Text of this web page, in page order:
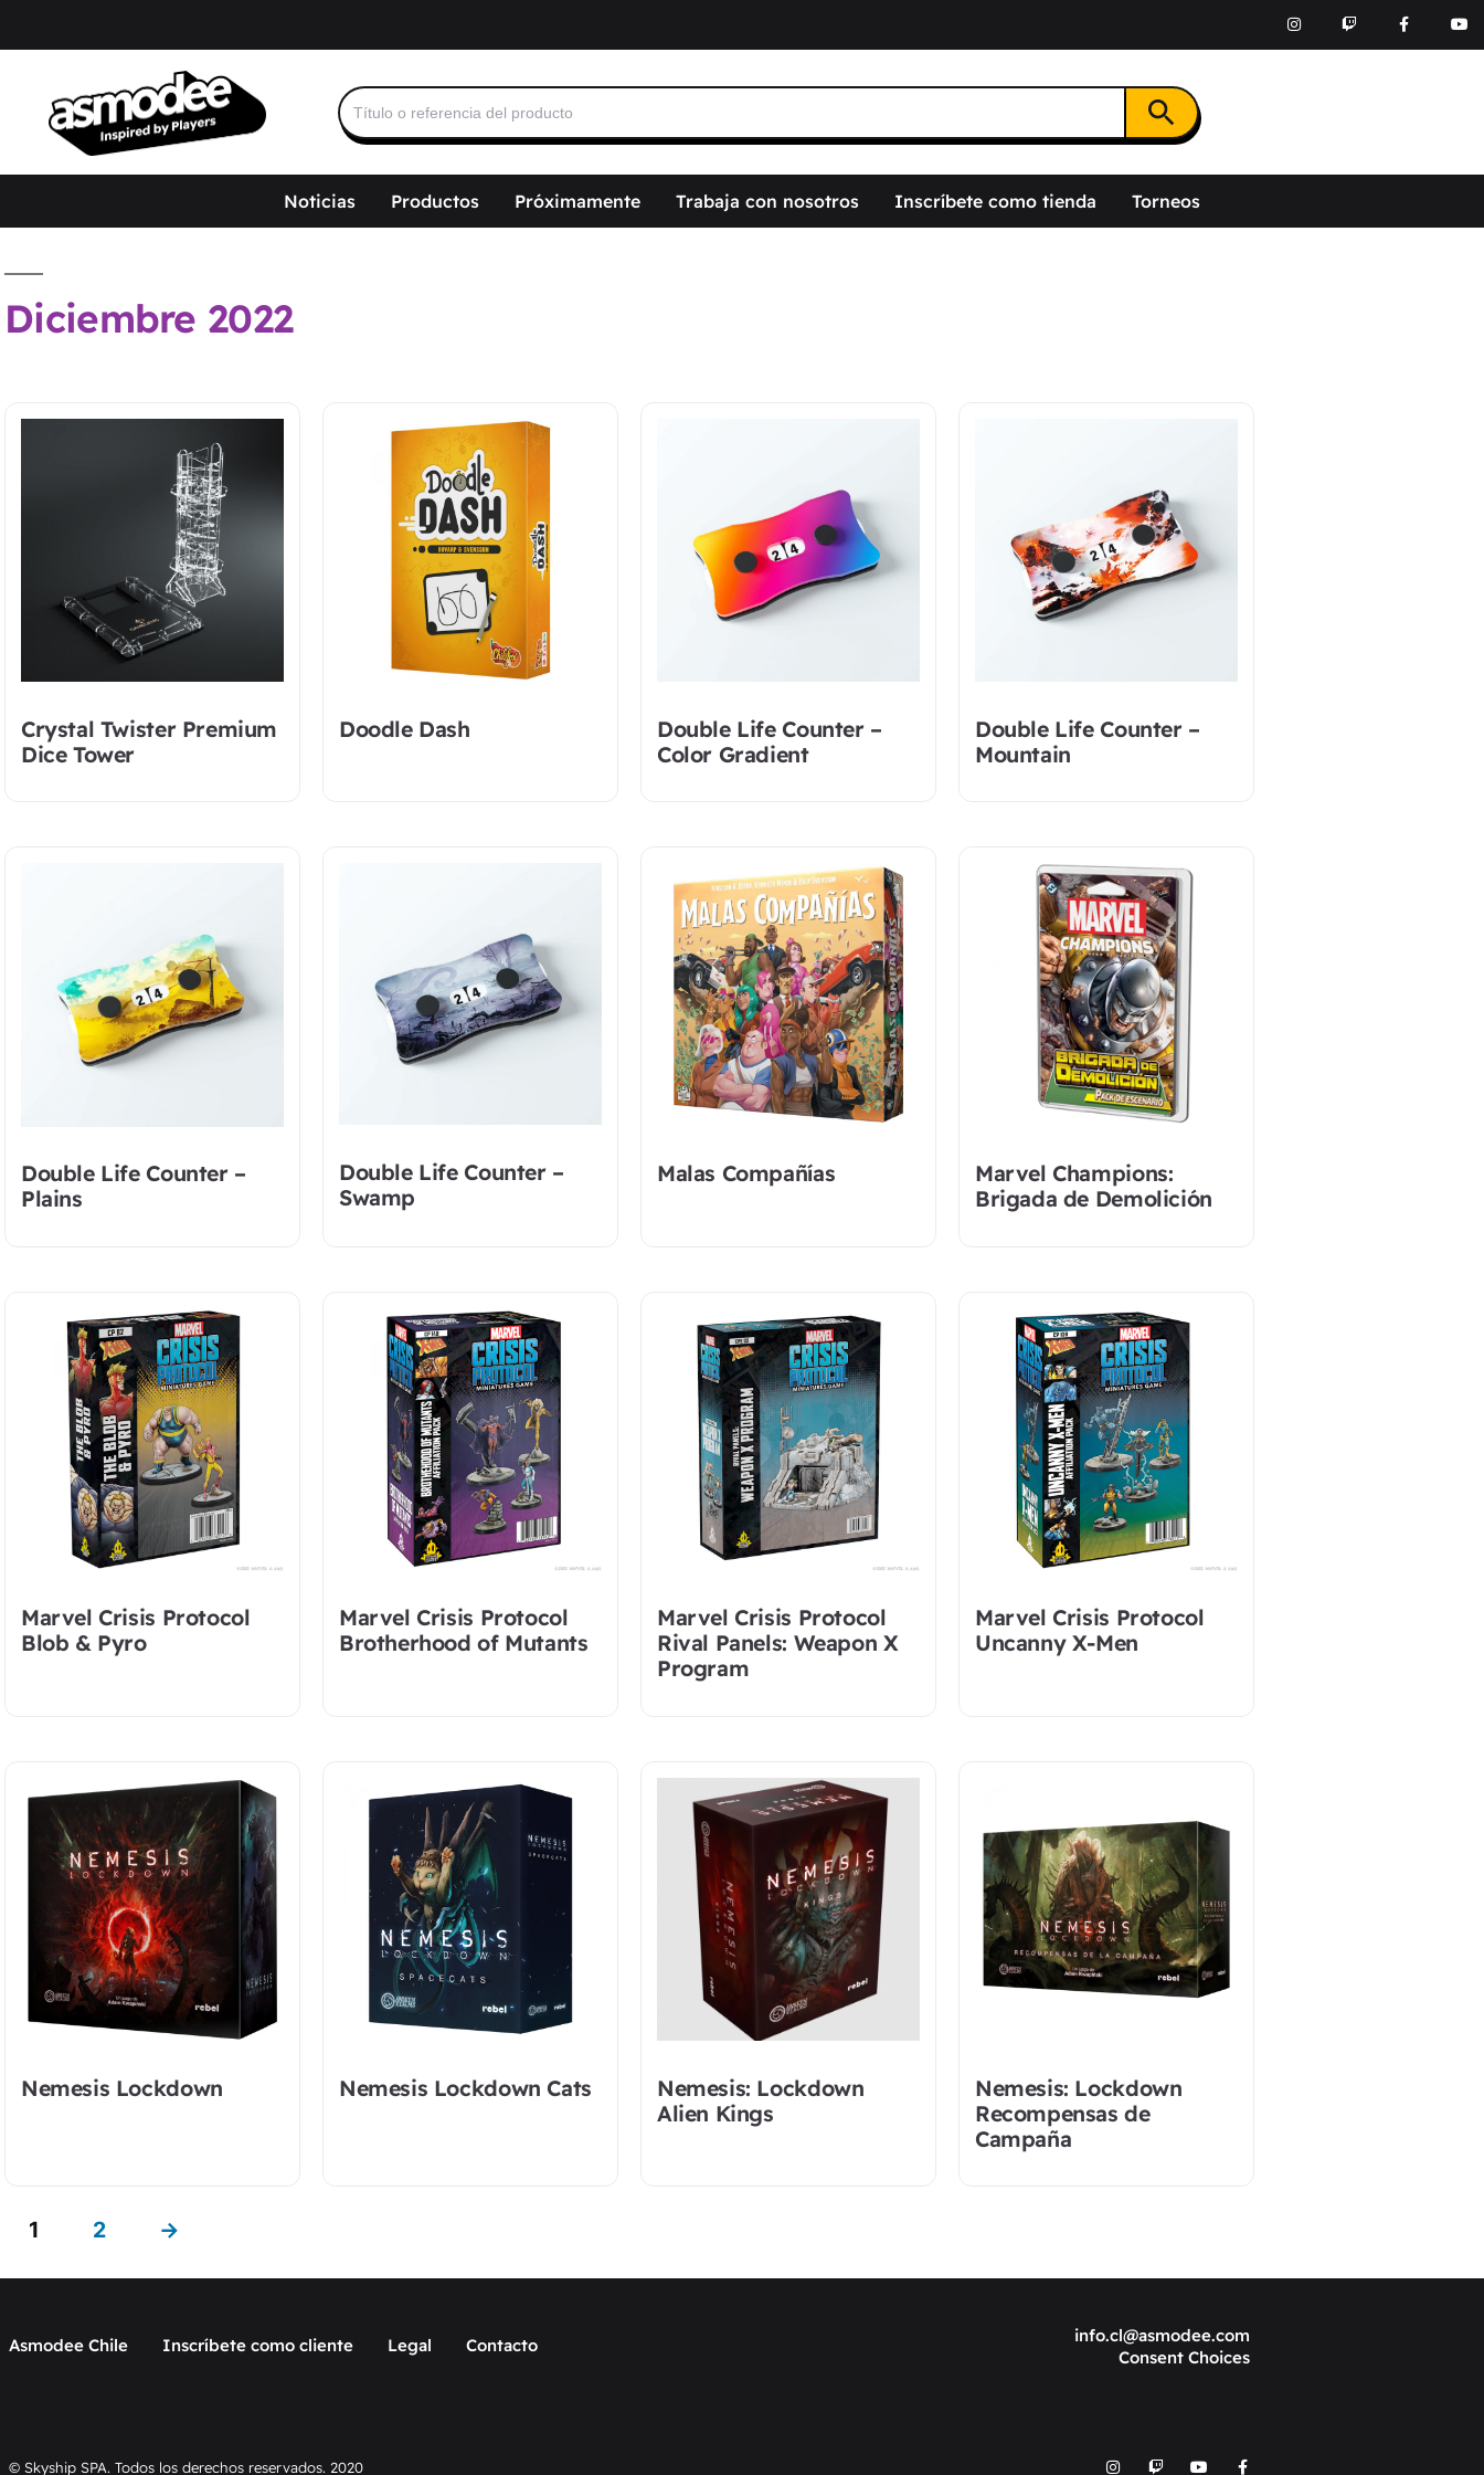
Buscar: Botón de búsqueda
Noticias Productos Próximamente Trabaja con nosotros Inscríbete como tienda Torneos
Diciembre 2022
Crystal Twister Premium
Dice Tower
Doodle Dash
Double Life Counter –
Color Gradient
Double Life Counter –
Mountain
Double Life Counter –
Plains
Double Life Counter –
Swamp
Malas Compañías
Marvel Champions:
Brigada de Demolición
Marvel Crisis Protocol
Blob & Pyro
Marvel Crisis Protocol
Brotherhood of Mutants
Marvel Crisis Protocol
Rival Panels: Weapon X
Program
Marvel Crisis Protocol
Uncanny X-Men
Nemesis Lockdown Nemesis Lockdown Cats
Nemesis: Lockdown
Alien Kings
Nemesis: Lockdown
Recompensas de
Campaña
1 2 →
Asmodee Chile Inscríbete como cliente Legal Contacto
info.cl@asmodee.com
Consent Choices
© Skyship SPA. Todos los derechos reservados. 2020